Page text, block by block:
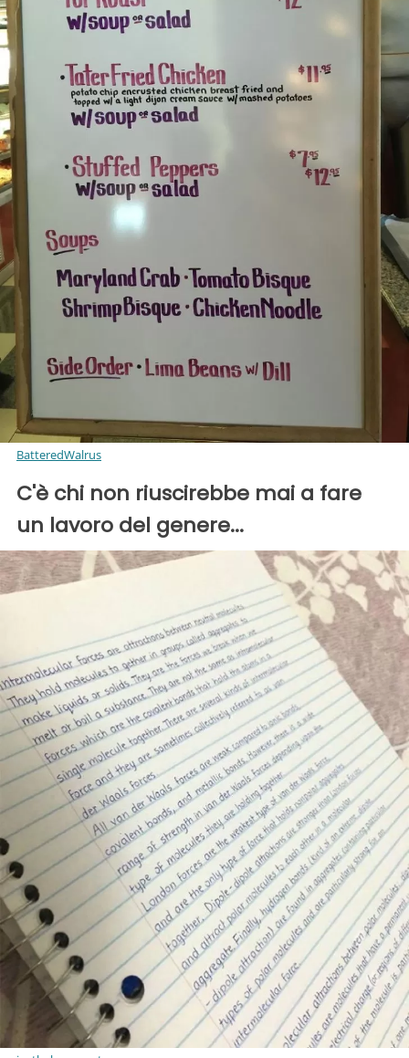
BatteredWalrus
C'è chi non riuscirebbe mai a fare
un lavoro del genere...